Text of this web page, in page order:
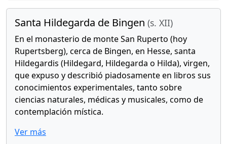
Santa Hildegarda de Bingen (s. XII)
En el monasterio de monte San Ruperto (hoy
Rupertsberg), cerca de Bingen, en Hesse, santa
Hildegardis (Hildegard, Hildegarda o Hilda), virgen,
que expuso y describió piadosamente en libros sus
conocimientos experimentales, tanto sobre
ciencias naturales, médicas y musicales, como de
contemplación mística.
Ver más